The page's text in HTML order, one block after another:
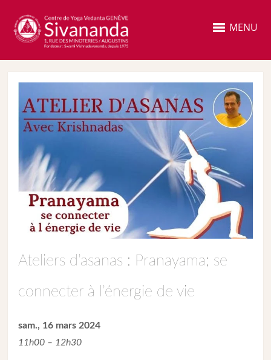
MENU
Ateliers d’asanas : Pranayama; se
connecter à l’énergie de vie
sam., 16 mars 2024
11h00 – 12h30